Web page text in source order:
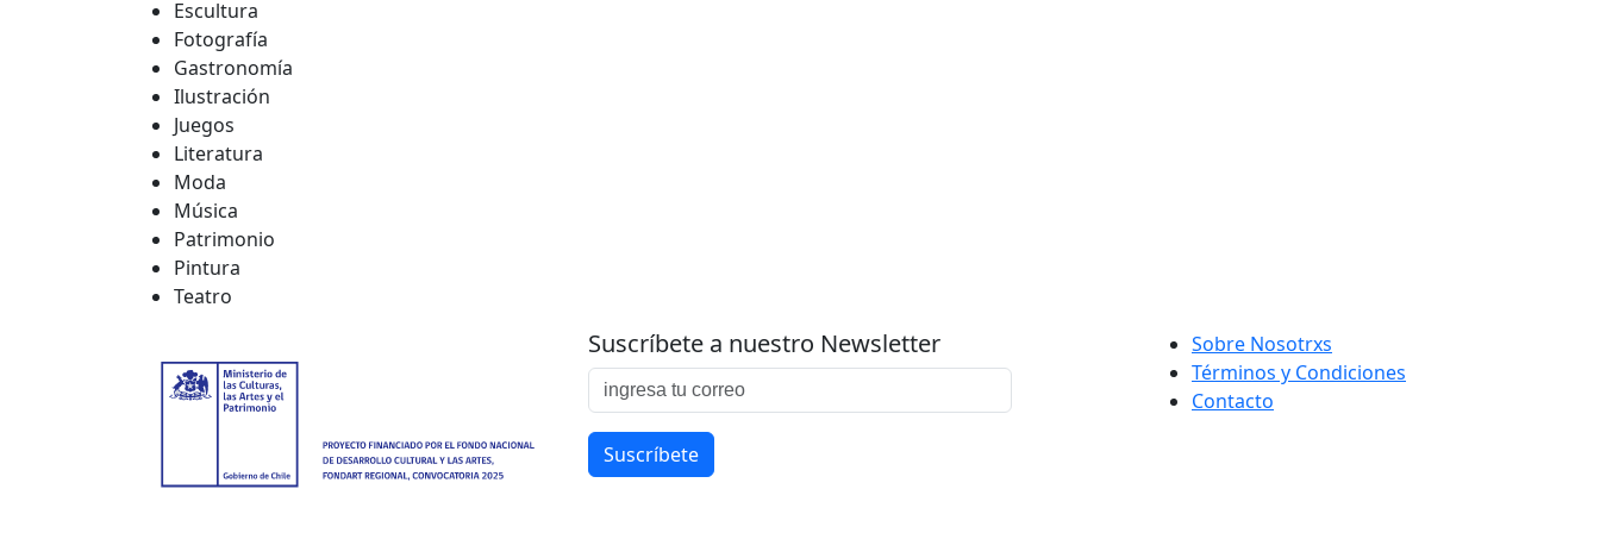
Escultura
Fotografía
Gastronomía
Ilustración
Juegos
Literatura
Moda
Música
Patrimonio
Pintura
Teatro
Suscríbete a nuestro Newsletter
Sobre Nosotrxs
Términos y Condiciones
Contacto